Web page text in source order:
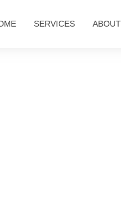
SERVICES ABOUT